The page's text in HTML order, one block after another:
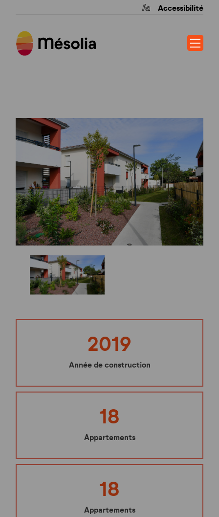
Accessibilité
2019
Année de construction
18
Appartements
18
Appartements